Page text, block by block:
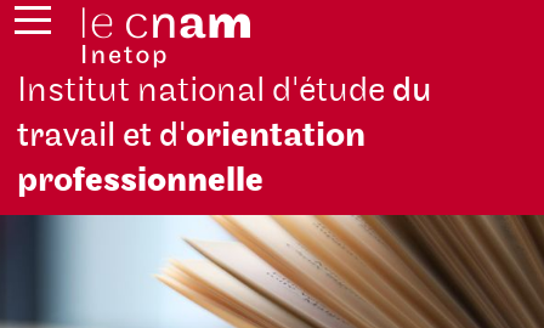
Institut national d'étude du
travail et d'orientation
professionnelle